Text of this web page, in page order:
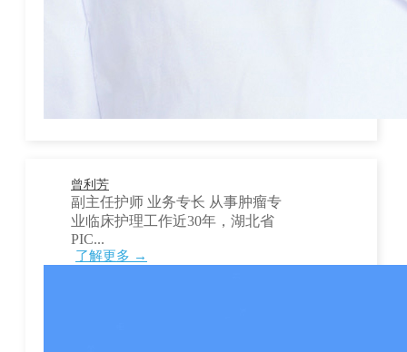
曾利芳
副主任护师 业务专长 从事肿瘤专
业临床护理工作近30年，湖北省
PIC...
了解更多 →